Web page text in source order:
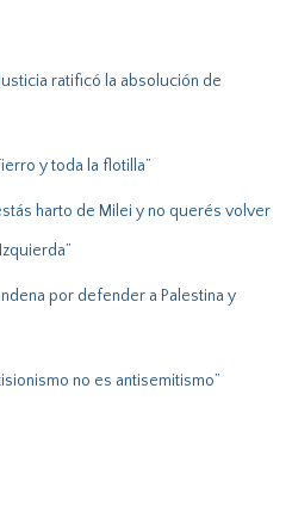
ratificó la absolución de
y toda la flotilla”
harto de Milei y no querés volver
por defender a Palestina y
no es antisemitismo”